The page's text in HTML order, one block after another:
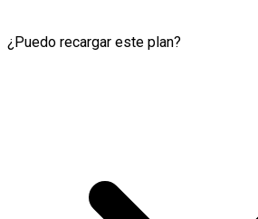
¿Puedo recargar este plan?